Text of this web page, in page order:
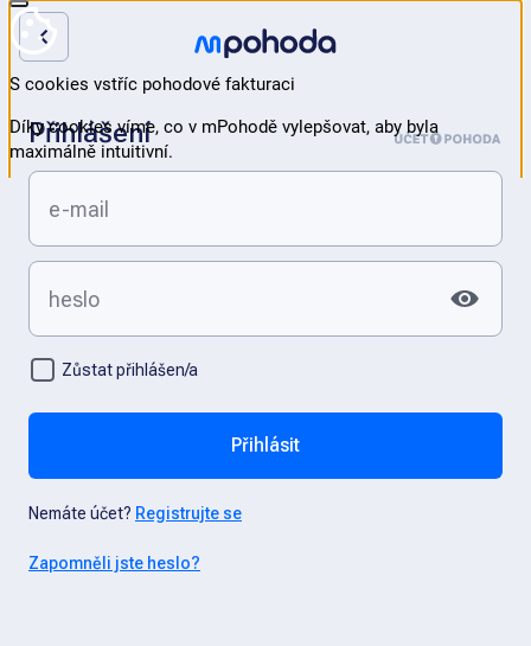
Přihlášení
Zůstat přihlášen/a
Přihlásit
Nemáte účet? Registrujte se
Zapomněli jste heslo?